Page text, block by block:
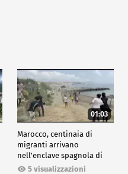
01:03
Marocco, centinaia di
migranti arrivano
nell'enclave spagnola di
Ceuta5 visualizzazioni